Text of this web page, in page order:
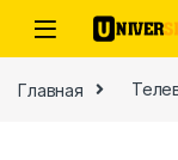
Skip to navigation
Skip to content
Главная